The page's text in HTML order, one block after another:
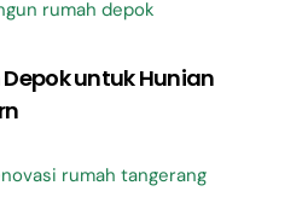
untuk Hunian